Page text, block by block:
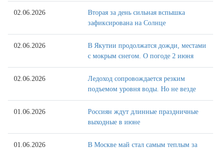
02.06.2026
Вторая за день сильная вспышка
зафиксирована на Солнце
02.06.2026
В Якутии продолжатся дожди, местами
с мокрым снегом. О погоде 2 июня
02.06.2026
Ледоход сопровождается резким
подъемом уровня воды. Но не везде
01.06.2026
Россиян ждут длинные праздничные
выходные в июне
01.06.2026
В Москве май стал самым теплым за